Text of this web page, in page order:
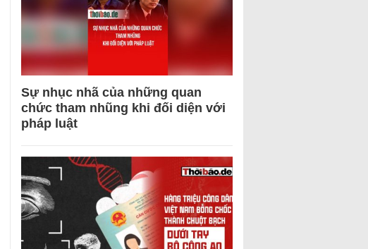
Sự nhục nhã của những quan
chức tham nhũng khi đối diện với
pháp luật